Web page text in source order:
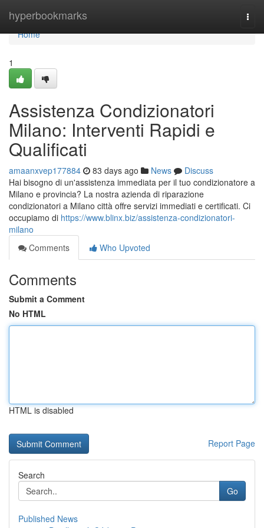
hyperbookmarks
Home
Home
1
Assistenza Condizionatori
Milano: Interventi Rapidi e
Qualificati
amaanxvep177884 83 days ago News
Discuss
Hai bisogno di un'assistenza immediata per il tuo condizionatore a
Milano e provincia? La nostra azienda di riparazione
condizionatori a Milano città offre servizi immediati e certificati. Ci
occupiamo di https://www.blinx.biz/assistenza-condizionatori-
milano
Comments
Who Upvoted
Comments
Submit a Comment
No HTML
HTML is disabled
Report Page
Search
Go
Published News